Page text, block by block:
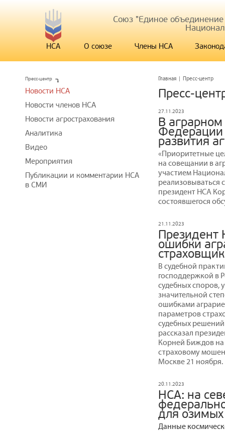
Союз "Единое
НСА О союзе Члены НСА
Главная | Пресс-центр
Пресс-
27.11.2023
В
Федерации
развития
«Приоритетные
на совещании в
участием
реализовываться
президент НСА
состоявшегося
21.11.2023
Президент
ошибки
В судебной
господдержкой в
судебных споров,
значительной
ошибками
параметров
судебных решений
рассказал
Корней Биждов
страховому
Москве 21 ноября.
20.11.2023
НСА: на
для озимых
Данные
Пресс-центр
Новости НСА
Новости членов НСА
Новости агрострахования
Аналитика
Видео
Мероприятия
Публикации и комментарии НСА
в СМИ